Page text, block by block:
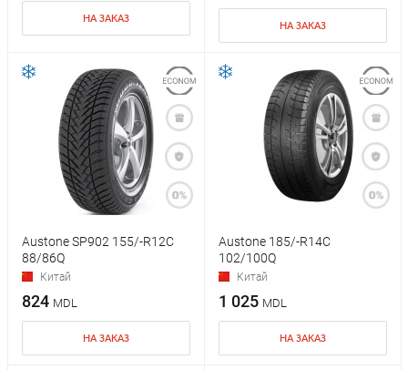
НА ЗАКАЗ
НА ЗАКАЗ
Austone SP902 155/-R12C
88/86Q
Китай
824 MDL
НА ЗАКАЗ
Austone 185/-R14C
102/100Q
Китай
1 025 MDL
НА ЗАКАЗ